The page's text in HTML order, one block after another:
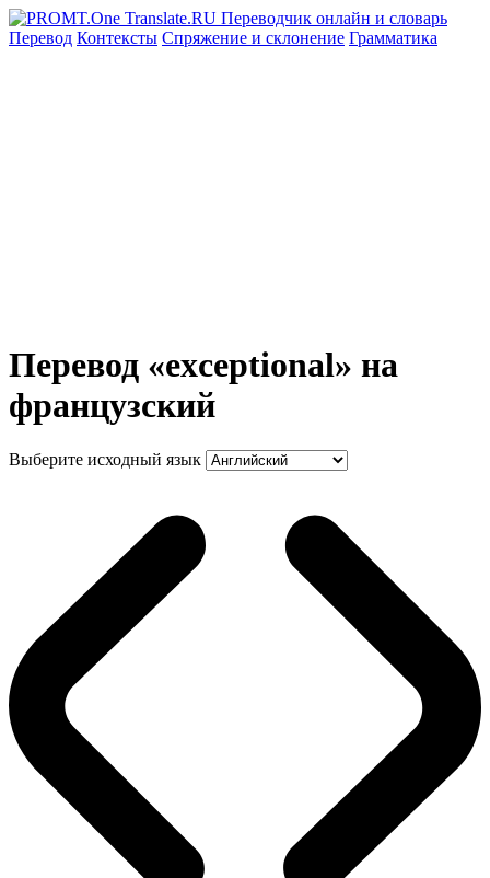
Перевод Контексты Спряжение и склонение Грамматика
Перевод «exceptional» на
французский
Выберите исходный язык